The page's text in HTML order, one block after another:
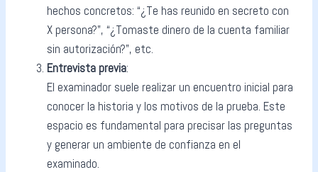
hechos concretos: “¿Te has reunido en secreto con
X persona?”, “¿Tomaste dinero de la cuenta familiar
sin autorización?”, etc.
Entrevista previa:
El examinador suele realizar un encuentro inicial para
conocer la historia y los motivos de la prueba. Este
espacio es fundamental para precisar las preguntas
y generar un ambiente de confianza en el
examinado.